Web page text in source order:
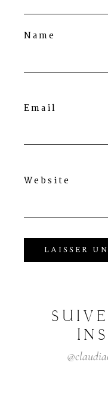
Name
Email
Website